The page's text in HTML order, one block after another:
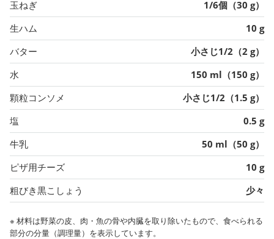
玉ねぎ
1/6個（30 g）
生ハム
10 g
バター
小さじ1/2（2 g）
水
150 ml（150 g）
顆粒コンソメ
小さじ1/2（1.5 g）
塩
0.5 g
牛乳
50 ml（50 g）
ピザ用チーズ
10 g
粗びき黒こしょう
少々
※ 材料は野菜の皮、肉・魚の骨や内臓を取り除いたもので、食べられる
部分の分量（調理量）を表示しています。